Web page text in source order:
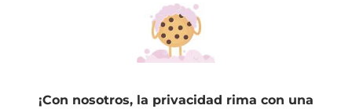
Monoi XL
Protección SPF 50+
¡Con nosotros, la privacidad rima con una